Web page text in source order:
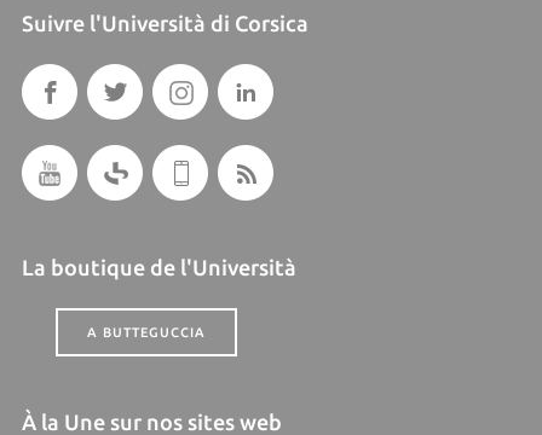
Suivre l'Università di Corsica
La boutique de l'Università
A BUTTEGUCCIA
À la Une sur nos sites web